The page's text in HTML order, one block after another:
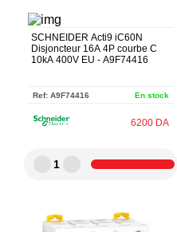
SCHNEIDER Acti9 iC60N
Disjoncteur 16A 4P courbe C
10kA 400V EU - A9F74416
Ref: A9F74416 En stock
6200 DA
1